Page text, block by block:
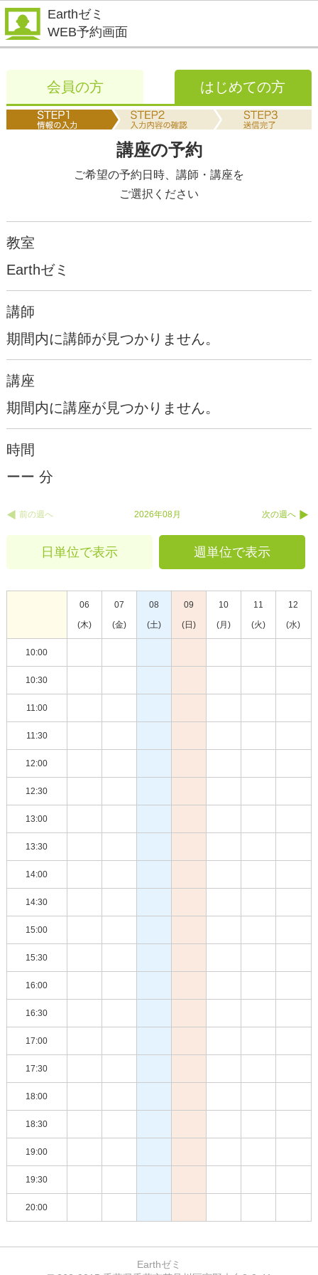
Earthゼミ
WEB予約画面
会員の方 はじめての方
講座の予約
ご希望の予約日時、講師・講座を
ご選択ください
教室
Earthゼミ
講師
期間内に講師が見つかりません。
講座
期間内に講座が見つかりません。
時間
ーー 分
前の週へ 2026年08月 次の週へ
週単位で表示
日単位で表示
06
(木)
07
(金)
08
(土)
09
(日)
10
(月)
11
(火)
12
(水)
10:00
10:30
11:00
11:30
12:00
12:30
13:00
13:30
14:00
14:30
15:00
15:30
16:00
16:30
17:00
17:30
18:00
18:30
19:00
19:30
20:00
Earthゼミ